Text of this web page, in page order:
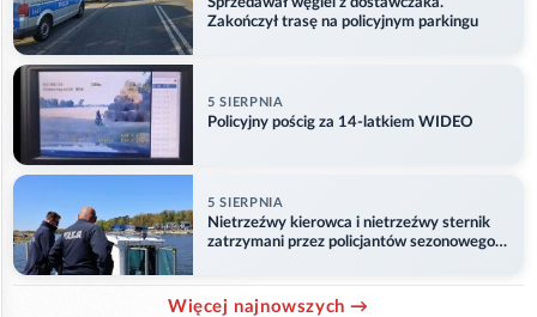
Sprzedawał węgiel z dostawczaka.
Zakończył trasę na policyjnym parkingu
5 SIERPNIA
Policyjny pościg za 14-latkiem WIDEO
5 SIERPNIA
Nietrzeźwy kierowca i nietrzeźwy sternik
zatrzymani przez policjantów sezonowego
Więcej najnowszych →